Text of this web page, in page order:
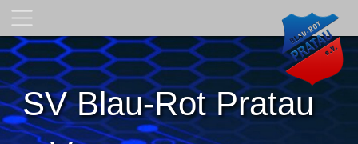
SV Blau-Rot Pratau